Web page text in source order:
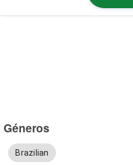
Géneros
Brazilian